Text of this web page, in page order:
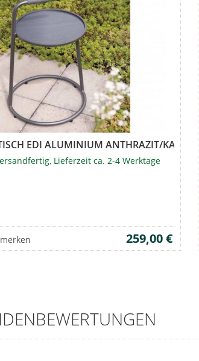
EDI ALUMINIUM ANTHRAZIT/KARBON
Lieferzeit ca. 2-4 Werktage
259,00 €